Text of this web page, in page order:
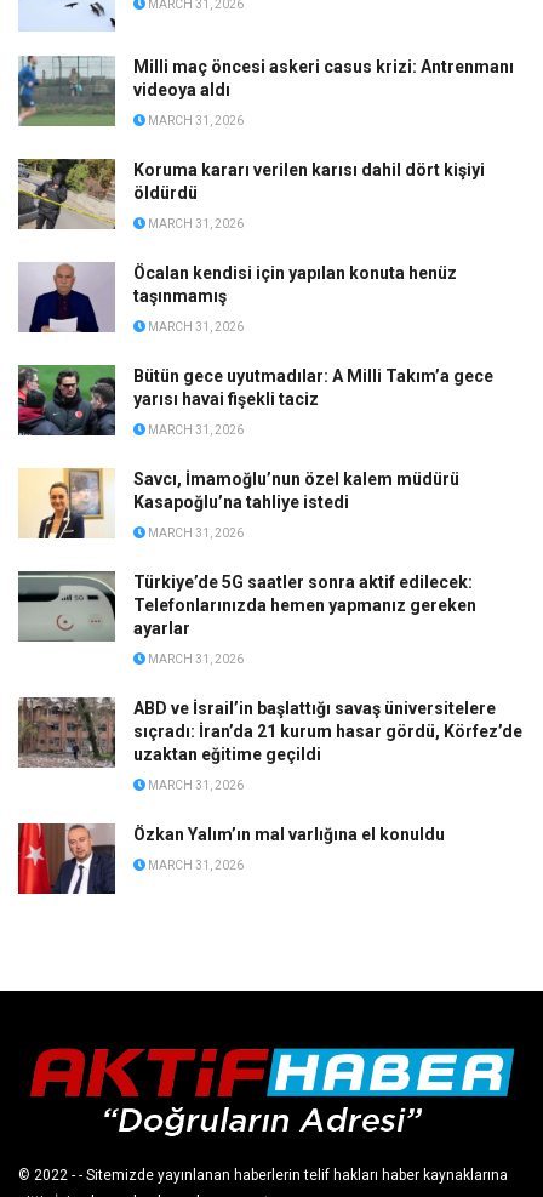
MARCH 31, 2026
Milli maç öncesi askeri casus krizi: Antrenmanı
videoya aldı
MARCH 31, 2026
Koruma kararı verilen karısı dahil dört kişiyi
öldürdü
MARCH 31, 2026
Öcalan kendisi için yapılan konuta henüz
taşınmamış
MARCH 31, 2026
Bütün gece uyutmadılar: A Milli Takım’a gece
yarısı havai fişekli taciz
MARCH 31, 2026
Savcı, İmamoğlu’nun özel kalem müdürü
Kasapoğlu’na tahliye istedi
MARCH 31, 2026
Türkiye’de 5G saatler sonra aktif edilecek:
Telefonlarınızda hemen yapmanız gereken
ayarlar
MARCH 31, 2026
ABD ve İsrail’in başlattığı savaş üniversitelere
sıçradı: İran’da 21 kurum hasar gördü, Körfez’de
uzaktan eğitime geçildi
MARCH 31, 2026
Özkan Yalım’ın mal varlığına el konuldu
MARCH 31, 2026
© 2022 - - Sitemizde yayınlanan haberlerin telif hakları haber kaynaklarına